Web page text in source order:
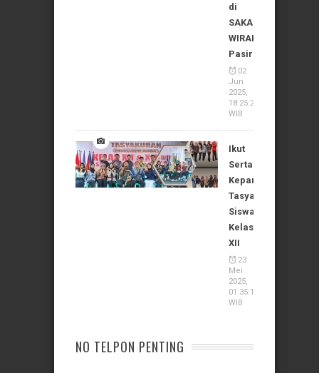
di
SAKA
WIRAKARTIKA
Pasirian
02
Jun
2025,
18:25:24
WIB
Ikut
Serta
Kepanitiaan
Tasyakuran
Siswa
Kelas
XII
23
Mei
2025,
01:35:11
WIB
NO TELPON PENTING